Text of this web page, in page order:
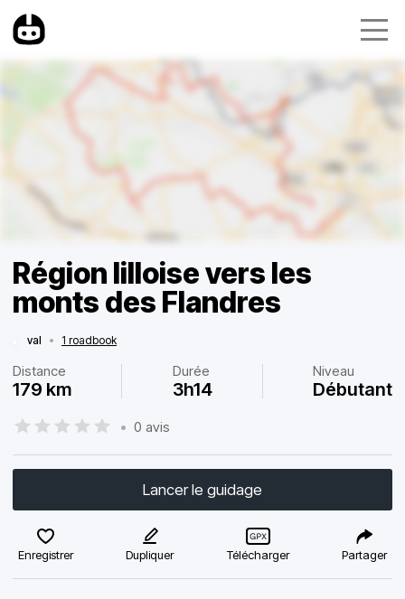
Région lilloise vers les
monts des Flandres
val • 1 roadbook
Distance
179 km
Durée
3h14
Niveau
Débutant
• 0 avis
Lancer le guidage
Enregistrer Dupliquer Télécharger Partager